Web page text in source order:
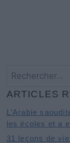
Rechercher :
ARTICLES
L’Arabie
les écoles et a
31 leçons de